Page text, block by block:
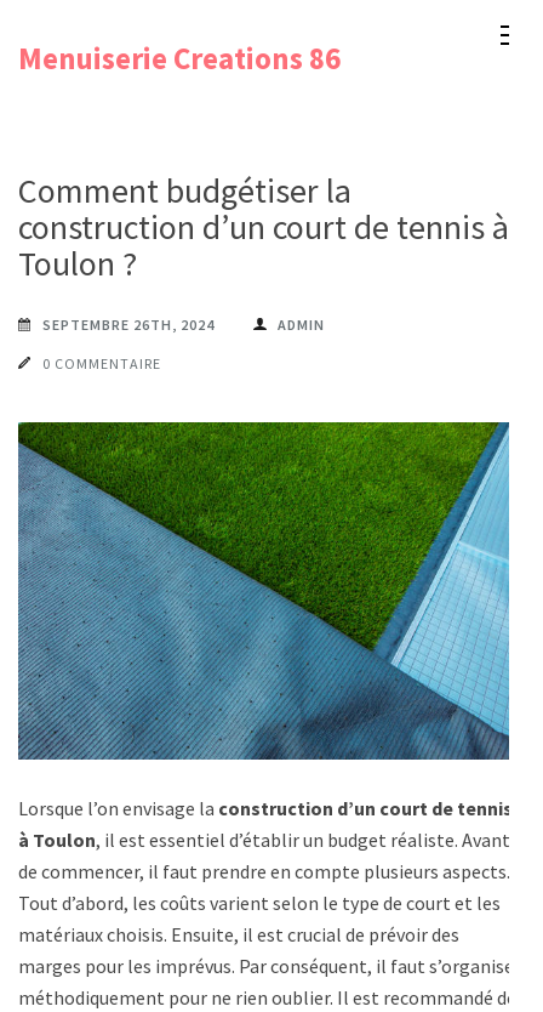
Menuiserie Creations 86
Comment budgétiser la
construction d’un court de tennis à
Toulon ?
SEPTEMBRE 26TH, 2024 ADMIN
0 COMMENTAIRE
Lorsque l’on envisage la construction d’un court de tennis
à Toulon, il est essentiel d’établir un budget réaliste. Avant
de commencer, il faut prendre en compte plusieurs aspects.
Tout d’abord, les coûts varient selon le type de court et les
matériaux choisis. Ensuite, il est crucial de prévoir des
marges pour les imprévus. Par conséquent, il faut s’organiser
méthodiquement pour ne rien oublier. Il est recommandé de